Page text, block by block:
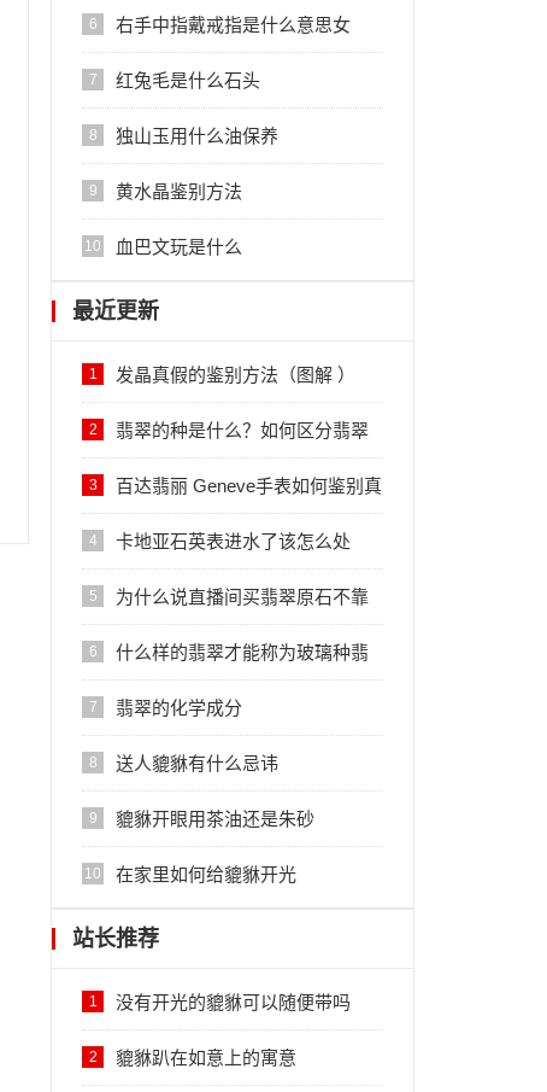
6 右手中指戴戒指是什么意思女
7 红兔毛是什么石头
8 独山玉用什么油保养
9 黄水晶鉴别方法
10 血巴文玩是什么
最近更新
1 发晶真假的鉴别方法（图解 ）
2 翡翠的种是什么？如何区分翡翠
的种？
3 百达翡丽 Geneve手表如何鉴别真
伪？
4 卡地亚石英表进水了该怎么处
理？
5 为什么说直播间买翡翠原石不靠
谱？
6 什么样的翡翠才能称为玻璃种翡
翠
7 翡翠的化学成分
8 送人貔貅有什么忌讳
9 貔貅开眼用茶油还是朱砂
10 在家里如何给貔貅开光
站长推荐
1 没有开光的貔貅可以随便带吗
2 貔貅趴在如意上的寓意